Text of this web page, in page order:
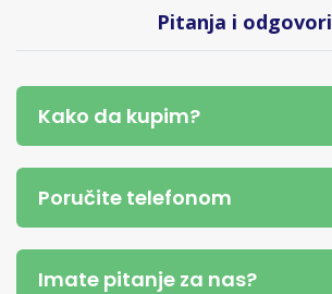
Pitanja i odgovori
Kako da kupim?
Poručite telefonom
Imate pitanje za nas?